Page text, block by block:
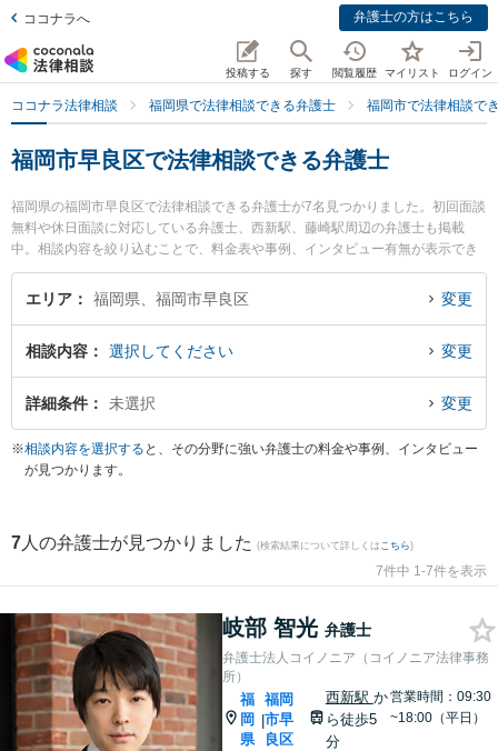
ココナラへ 弁護士の方はこちら
投稿する 探す 閲覧履歴 マイリスト ログイン
ココナラ法律相談 福岡県で法律相談できる弁護士 福岡市で法律相談で
福岡市早良区で法律相談できる弁護士
福岡県の福岡市早良区で法律相談できる弁護士が7名見つかりました。初回面談
無料や休日面談に対応している弁護士、西新駅、藤崎駅周辺の弁護士も掲載
中。相談内容を絞り込むことで、料金表や事例、インタビュー有無が表示でき
ます。特に弁護士法人コイノニア（コイノニア法律事務所）の岐部 智光弁護士
や平田すぐる法律事務所の平田 卓弁護士、日の出総合法律事務所の下村 訓弘弁
護士が多数。こんな法律相談をお持ちの方は是非ご利用ください。福岡市早良
区で土日や夜間に発生した不倫慰謝料トラブルを今すぐに弁護士に相談した
い』『交通事故の過失割合や後遺障害のトラブル解決の実績豊富な近くの弁護
市早良区内の弁護士に相談予約したい』などでお困りの相談者さんにおすすめ
です。
エリア 福岡県、福岡市早良区 変更
相談内容 選択してください 変更
詳細条件 未選択 変更
※相談内容を選択する と、その分野に強い弁護士の料金や事例、インタビュー
が見つかります。
7 人の弁護士が見つかりました (検索結果について詳しくは こちら)
7件中 1-7件を表示
岐部 智光 弁護士
弁護士法人コイノニア（コイノニア法律事務
所）
福
岡
県
|
福岡
市早
良区
西新駅 か
ら徒歩5
分
営業時間：09:30
~18:00（平日）